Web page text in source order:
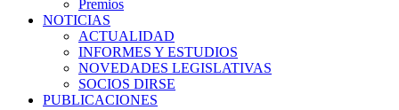
Premios
NOTICIAS
ACTUALIDAD
INFORMES Y ESTUDIOS
NOVEDADES LEGISLATIVAS
SOCIOS DIRSE
PUBLICACIONES